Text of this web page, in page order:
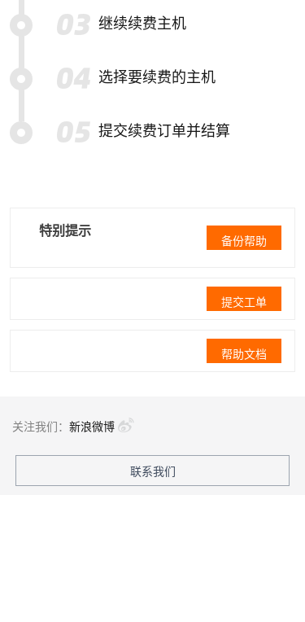
继续续费主机
选择要续费的主机
提交续费订单并结算
特别提示
备份帮助
提交工单
帮助文档